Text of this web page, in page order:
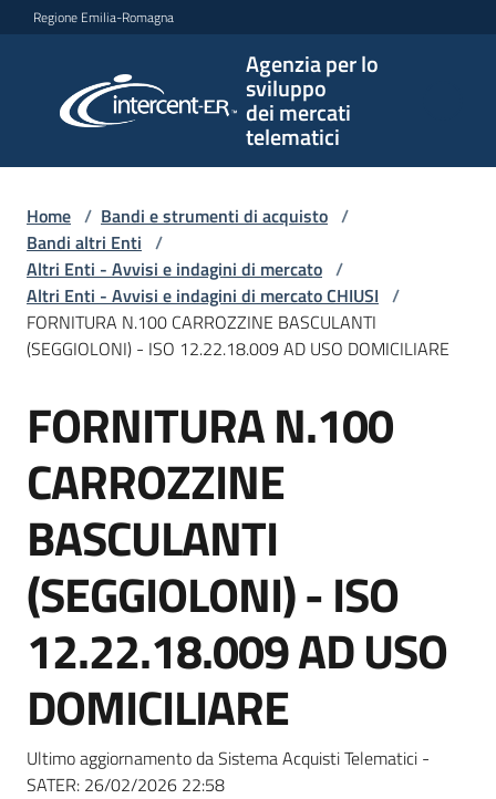
Vai al contenuto
Vai alla navigazione
Vai al footer
Regione Emilia-Romagna
Agenzia per lo
sviluppo
dei mercati
telematici
per lo
sviluppo
telematici
L'Agenzia
Bandi
e
di
Supporto
Piattaforme
telematiche
Home / Bandi e strumenti di acquisto /
Bandi altri Enti /
Altri Enti - Avvisi e indagini di mercato /
Altri Enti - Avvisi e indagini di mercato CHIUSI /
FORNITURA N.100 CARROZZINE BASCULANTI
(SEGGIOLONI) - ISO 12.22.18.009 AD USO DOMICILIARE
Salta al contenuto
FORNITURA N.100
CARROZZINE
BASCULANTI
(SEGGIOLONI) - ISO
12.22.18.009 AD USO
DOMICILIARE
Ultimo aggiornamento da Sistema Acquisti Telematici -
SATER: 26/02/2026 22:58